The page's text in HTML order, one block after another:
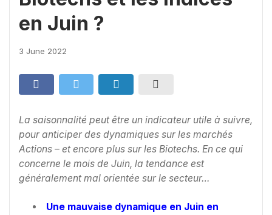
en Juin ?
3 June 2022
La saisonnalité peut être un indicateur utile à suivre,
pour anticiper des dynamiques sur les marchés
Actions – et encore plus sur les Biotechs. En ce qui
concerne le mois de Juin, la tendance est
généralement mal orientée sur le secteur…
Une mauvaise dynamique en Juin en